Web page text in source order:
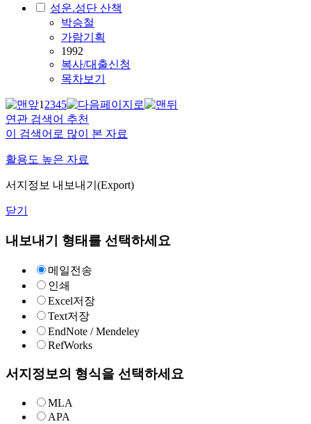
성운.성단 산책
박승철
가람기획
1992
복사/대출신청
목차보기
12345
연관 검색어 추천
이 검색어로 많이 본 자료
활용도 높은 자료
서지정보 내보내기(Export)
닫기
내보내기 형태를 선택하세요
메일전송
인쇄
Excel저장
Text저장
EndNote / Mendeley
RefWorks
서지정보의 형식을 선택하세요
MLA
APA